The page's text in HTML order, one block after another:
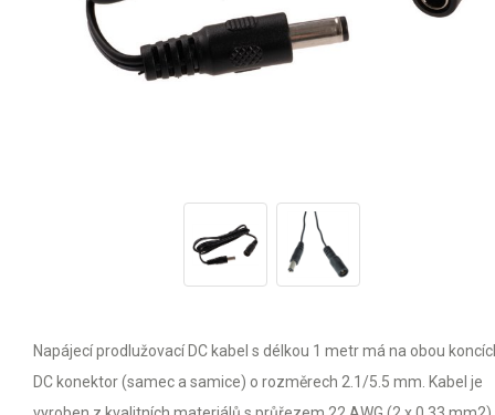
Napájecí prodlužovací DC kabel s délkou 1 metr má na obou
DC konektor (samec a samice) o rozměrech 2.1/5.5 mm. Kabel je